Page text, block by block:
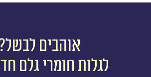
אוהבים
לגלות חומרי גלם